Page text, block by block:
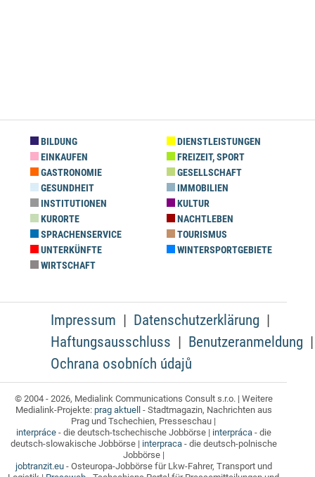
BILDUNG
DIENSTLEISTUNGEN
EINKAUFEN
FREIZEIT, SPORT
GASTRONOMIE
GESELLSCHAFT
GESUNDHEIT
IMMOBILIEN
INSTITUTIONEN
KULTUR
KURORTE
NACHTLEBEN
SPRACHENSERVICE
TOURISMUS
UNTERKÜNFTE
WINTERSPORTGEBIETE
WIRTSCHAFT
Impressum
Datenschutzerklärung
Haftungsausschluss
Benutzeranmeldung
Ochrana osobních údajů
© 2004 - 2026, Medialink Communications Consult s.r.o. | Weitere
Medialink-Projekte: prag aktuell - Stadtmagazin, Nachrichten aus
Prag und Tschechien, Presseschau |
interpráce- die deutsch-tschechische Jobbörse | interpráca- die
deutsch-slowakische Jobbörse | interpraca- die deutsch-polnische
Jobbörse |
jobtranzit.eu- Osteuropa-Jobbörse für Lkw-Fahrer, Transport und